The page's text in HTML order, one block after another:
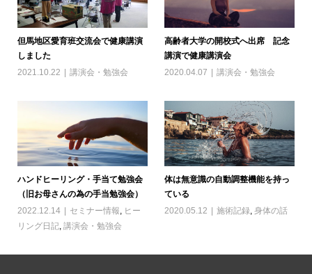
但馬地区愛育班交流会で健康講演
しました
2021.10.22
講演会・勉強会
高齢者大学の開校式へ出席 記念
講演で健康講演会
2020.04.07
講演会・勉強会
ハンドヒーリング・手当て勉強会
（旧お母さんの為の手当勉強会）
2022.12.14
セミナー情報
ヒー
リング日記, 講演会・勉強会
体は無意識の自動調整機能を持っ
ている
2020.05.12
施術記録 ,身体の話